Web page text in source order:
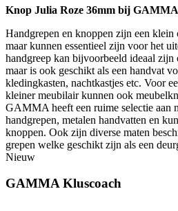
Knop Julia Roze 36mm bij GAMMA
Handgrepen en knoppen zijn een klein
maar kunnen essentieel zijn voor het
handgreep kan bijvoorbeeld ideaal zijn
maar is ook geschikt als een handvat
kledingkasten, nachtkastjes etc. Voor
kleiner meubilair kunnen ook
GAMMA heeft een ruime selectie aan
handgrepen, metalen handvatten en
knoppen. Ook zijn diverse maten
grepen welke geschikt zijn als een
Nieuw
GAMMA Kluscoach